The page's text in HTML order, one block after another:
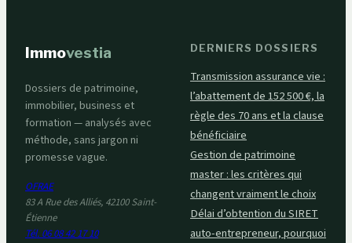
Immovestia
Dossiers de patrimoine,
immobilier, business et
formation — analysés avec
méthode, sans jargon ni
promesse vague.
OFRAE
83 A Rue des Alliés, 42100 Saint-
Étienne
Tél. 06 08 42 17 10
DERNIERS DOSSIERS
Transmission assurance vie :
l’abattement de 152 500 €, la
règle des 70 ans et la clause
bénéficiaire
Gestion de patrimoine
master : les critères qui
changent vraiment le choix
Délai d’obtention du SIRET
auto-entrepreneur, pourquoi